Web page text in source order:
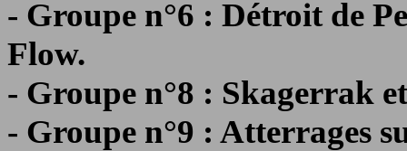
- Groupe n°6 : Détroit de
Flow.
- Groupe n°8 : Skagerrak
- Groupe n°9 : Atterrages